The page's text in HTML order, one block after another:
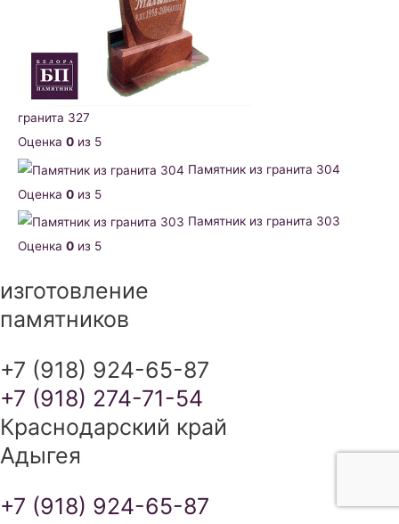
гранита 327
Оценка 0 из 5
Памятник из гранита 304
Оценка 0 из 5
Памятник из гранита 303
Оценка 0 из 5
изготовление
памятников
+7 (918) 924-65-87
+7 (918) 274-71-54
Краснодарский край
Адыгея
+7 (918) 924-65-87